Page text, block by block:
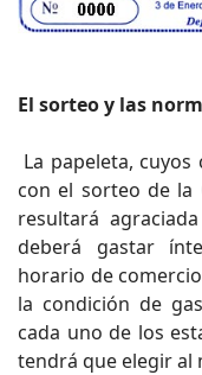
El sorteo y las
La papeleta,
con el sorteo de la
resultará
deberá gastar
horario de
la condición de
cada uno de los
tendrá que elegir al